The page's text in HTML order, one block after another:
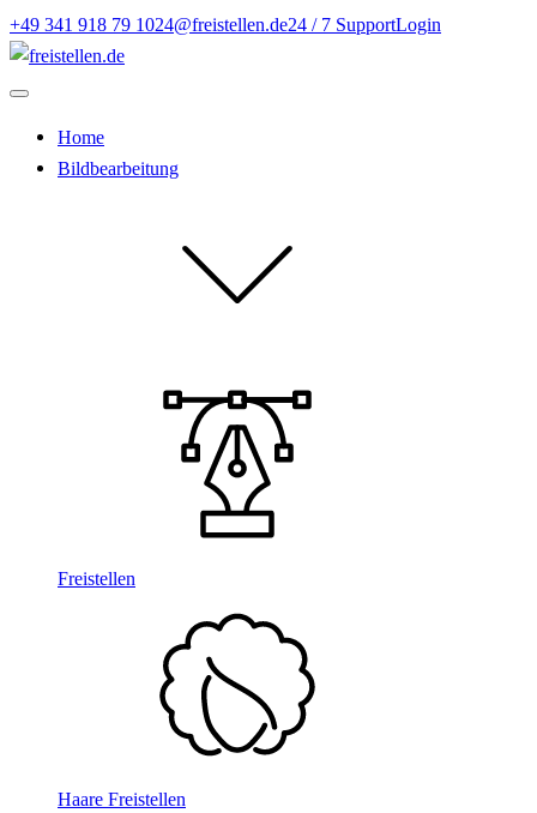
+49 341 918 79 1024@freistellen.de24 / 7 SupportLogin
Home
Bildbearbeitung
Freistellen
Haare Freistellen